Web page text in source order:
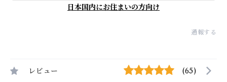
日本国内にお住まいの方向け
通報する
レビュー (65)